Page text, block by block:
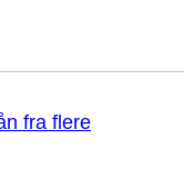
fra flere